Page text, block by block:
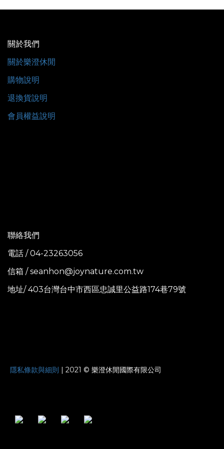
關於我們
關於樂澄休閒
購物說明
退換貨說明
會員權益說明
聯絡我們
電話 / 04-23263056
信箱 / seanhon@joynature.com.tw
地址/ 403台灣台中市西區忠誠里公益路174巷79號
隱私條款與細則 | 2021 © 樂澄休閒國際有限公司